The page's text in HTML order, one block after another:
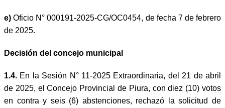
e)Oficio N° 000191-2025-CG/OC0454, de fecha 7 de febrero
de 2025.
Decisión del concejo municipal
1.4. En la Sesión N° 11-2025 Extraordinaria, del 21 de abril
de 2025, el Concejo Provincial de Piura, con diez (10) votos
en contra y seis (6) abstenciones, rechazó la solicitud de